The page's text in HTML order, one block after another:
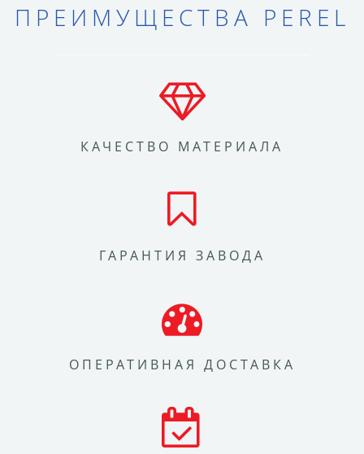
ПРЕИМУЩЕСТВА PEREL
КАЧЕСТВО МАТЕРИАЛА
ГАРАНТИЯ ЗАВОДА
ОПЕРАТИВНАЯ ДОСТАВКА